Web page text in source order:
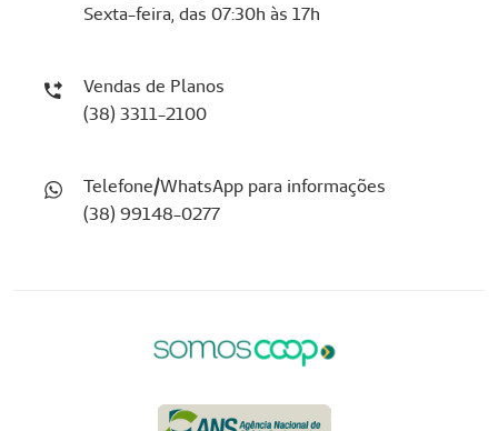
Sexta-feira, das 07:30h às 17h
Vendas de Planos
(38) 3311-2100
Telefone/WhatsApp para informações
(38) 99148-0277